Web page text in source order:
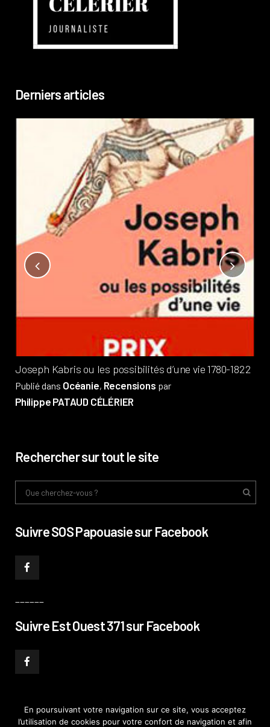
Derniers articles
Joseph Kabris ou les possibilités d’une vie 1780-1822
Publié dans Océanie, Recensions par
Philippe PATAUD CÉLÉRIER
Rechercher sur tout le site
Suivre SOS Papouasie sur Facebook
Suivre Est Ouest 371 sur Facebook
© PHILIPPE PATAUD CÉLÉRIER 2019–MENTIONS LÉGALES–POLITIQUE DE
En poursuivant votre navigation sur ce site, vous acceptez
l’utilisation de cookies pour votre confort de navigation et afin